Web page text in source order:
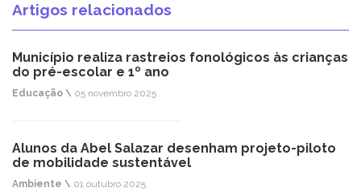
Artigos relacionados
Município realiza rastreios fonológicos às crianças
do pré-escolar e 1º ano
Educação \ 05 novembro 2025
Alunos da Abel Salazar desenham projeto-piloto
de mobilidade sustentável
Ambiente \ 01 outubro 2025